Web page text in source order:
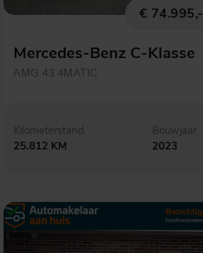
€ 74.995,-
Mercedes-Benz C-Klasse
AMG 43 4MATIC
Kilometerstand
25.812 KM
Bouwjaar
2023